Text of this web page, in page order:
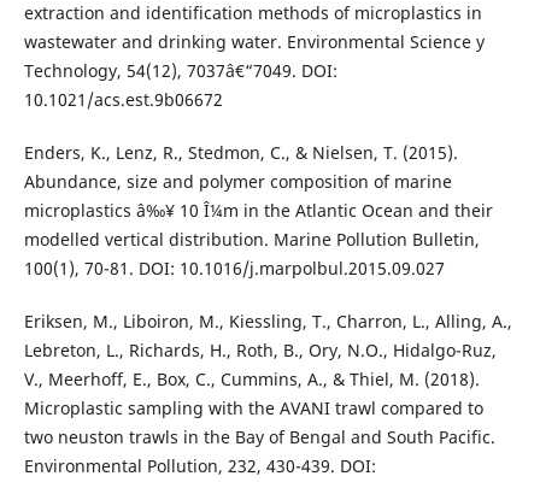
extraction and identification methods of microplastics in
wastewater and drinking water. Environmental Science y
Technology, 54(12), 7037â€“7049. DOI:
10.1021/acs.est.9b06672
Enders, K., Lenz, R., Stedmon, C., & Nielsen, T. (2015).
Abundance, size and polymer composition of marine
microplastics â‰¥ 10 Î¼m in the Atlantic Ocean and their
modelled vertical distribution. Marine Pollution Bulletin,
100(1), 70-81. DOI: 10.1016/j.marpolbul.2015.09.027
Eriksen, M., Liboiron, M., Kiessling, T., Charron, L., Alling, A.,
Lebreton, L., Richards, H., Roth, B., Ory, N.O., Hidalgo-Ruz,
V., Meerhoff, E., Box, C., Cummins, A., & Thiel, M. (2018).
Microplastic sampling with the AVANI trawl compared to
two neuston trawls in the Bay of Bengal and South Pacific.
Environmental Pollution, 232, 430-439. DOI: